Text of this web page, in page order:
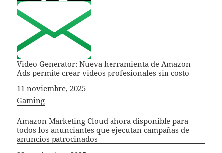
Video Generator: Nueva herramienta de Amazon
Ads permite crear videos profesionales sin costo
Fecha
11 noviembre, 2025
In relation to
Gaming
Amazon Marketing Cloud ahora disponible para
todos los anunciantes que ejecutan campañas de
anuncios patrocinados